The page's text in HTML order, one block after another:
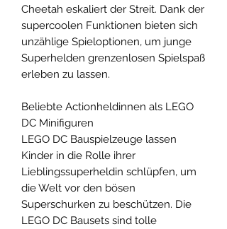
Cheetah eskaliert der Streit. Dank der
supercoolen Funktionen bieten sich
unzählige Spieloptionen, um junge
Superhelden grenzenlosen Spielspaß
erleben zu lassen.
Beliebte Actionheldinnen als LEGO
DC Minifiguren
LEGO DC Bauspielzeuge lassen
Kinder in die Rolle ihrer
Lieblingssuperheldin schlüpfen, um
die Welt vor den bösen
Superschurken zu beschützen. Die
LEGO DC Bausets sind tolle